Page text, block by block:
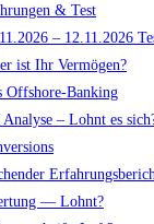
& Test
– 12.11.2026
ist Ihr Vermögen?
Offshore-Banking
– Lohnt es
— Lohnt?